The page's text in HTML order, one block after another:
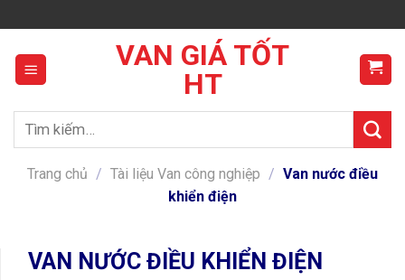
to
content
VAN GIÁ TỐT
HT
Tìm
Trang chủ / Tài liệu Van công nghiệp / Van nước điều
khiển điện
VAN NƯỚC ĐIỀU KHIỂN ĐIỆN